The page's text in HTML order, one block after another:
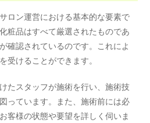
ロン運営における基本的な要素で
粧品はすべて厳選されたものであ
確認されているのです。これによ
受けることができます。
たスタッフが施術を行い、施術技
っています。また、施術前には必
客様の状態や要望を詳しく伺いま